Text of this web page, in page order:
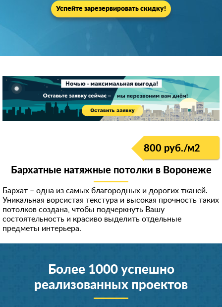
Успейте зарезервировать скидку!
800 руб./м2
Бархатные натяжные потолки в Воронеже
Бархат – одна из самых благородных и дорогих тканей.
Уникальная ворсистая текстура и высокая прочность таких
потолков создана, чтобы подчеркнуть Вашу
состоятельность и красиво выделить отдельные
предметы интерьера.
Более 1000 успешно
реализованных проектов